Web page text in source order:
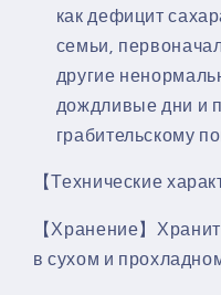
как дефицит
семьи,
другие
дождливые дни и
грабительскому
【Технические
【Хранение】
в сухом и